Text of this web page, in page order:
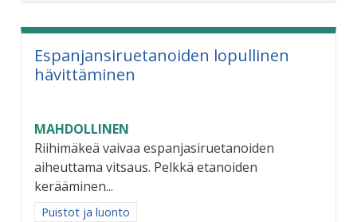
Espanjansiruetanoiden lopullinen
hävittäminen
MAHDOLLINEN
Riihimäkeä vaivaa espanjasiruetanoiden
aiheuttama vitsaus. Pelkkä etanoiden
kerääminen...
Rajaa tulokset aihepiirin mukaan: Puistot ja luonto
Puistot ja luonto